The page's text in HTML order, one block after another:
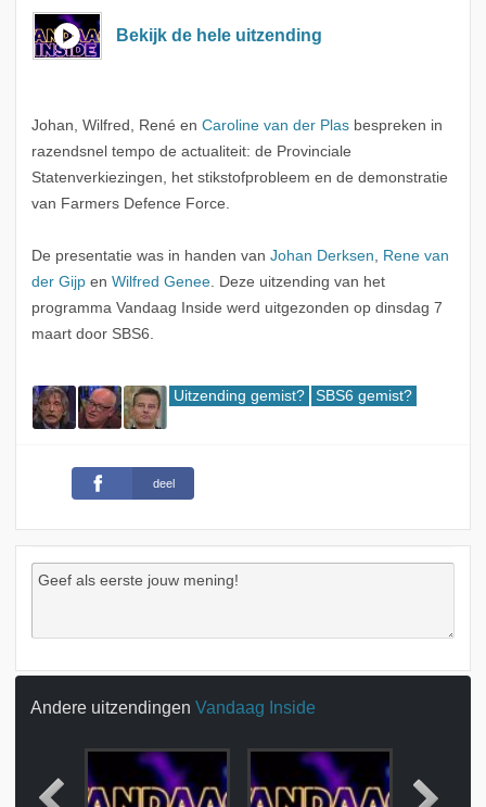
Bekijk de hele uitzending
Johan, Wilfred, René en Caroline van der Plasbespreken in
razendsnel tempo de actualiteit: de Provinciale
Statenverkiezingen, het stikstofprobleem en de demonstratie
van Farmers Defence Force.
De presentatie was in handen van Johan Derksen, Rene van
der Gijpen Wilfred Genee. Deze uitzending van het
programma Vandaag Inside werd uitgezonden op dinsdag 7
maart door SBS6.
Uitzending gemist? SBS6 gemist?
deel
Andere uitzendingen Vandaag Inside